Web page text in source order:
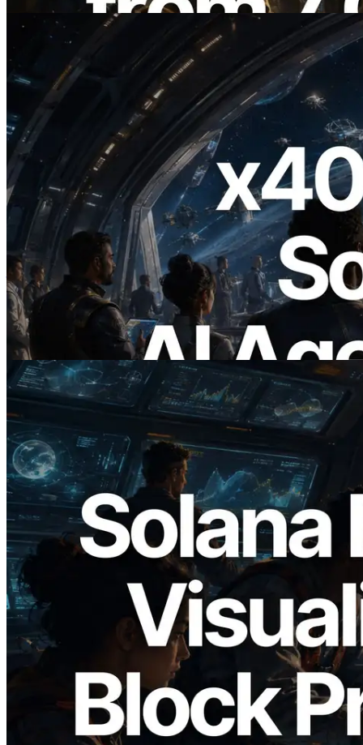
2026.07.04
ERPC เปิดตัว Solana RPC ที่รองรับ x402
— ยุคที่ AI Agent จ่ายเงินให้ API ที่ต้องใช้
แบบ On Demand
อ่านบทความนี้
2026.05.24
Validators Solutions เปิดตัว Solana Block
Analyzer — แสดงเวลาการผลิตบล็อก
ระดับ slot และบาลิเดเตอร์ที่รับผิดชอบ